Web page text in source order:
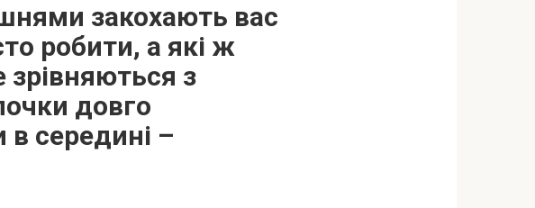
закохають вас
робити, а які ж
зрівняються з
довго
середині –